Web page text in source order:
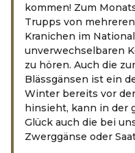
kommen! Zum
Trupps von
Kranichen im
unverwechselbaren
zu hören. Auch die
Blässgänsen ist ein
Winter bereits vor
hinsieht, kann in der
Glück auch die bei
Zwerggänse oder